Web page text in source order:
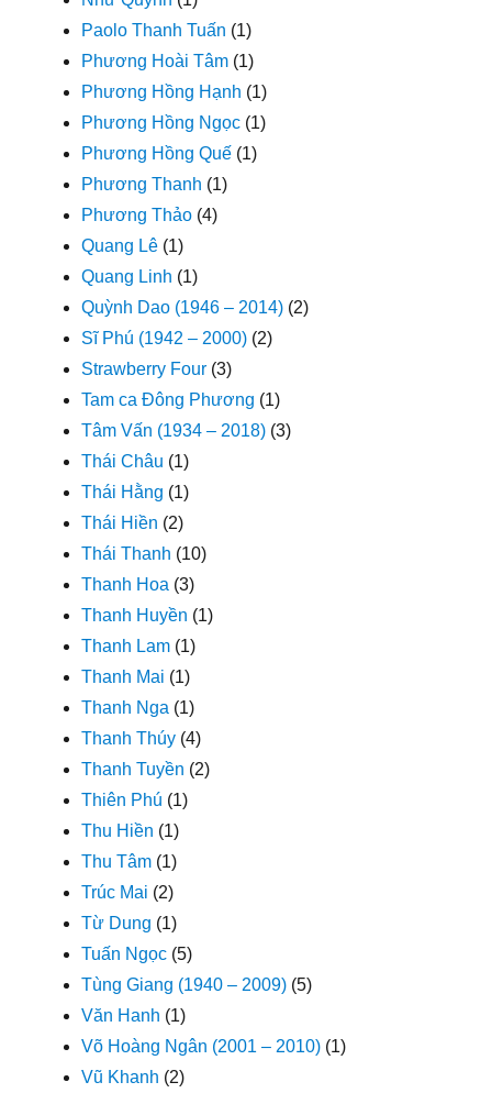
Paolo Thanh Tuấn (1)
Phương Hoài Tâm (1)
Phương Hồng Hạnh (1)
Phương Hồng Ngọc (1)
Phương Hồng Quế (1)
Phương Thanh (1)
Phương Thảo (4)
Quang Lê (1)
Quang Linh (1)
Quỳnh Dao (1946 – 2014) (2)
Sĩ Phú (1942 – 2000) (2)
Strawberry Four (3)
Tam ca Đông Phương (1)
Tâm Vấn (1934 – 2018) (3)
Thái Châu (1)
Thái Hằng (1)
Thái Hiền (2)
Thái Thanh (10)
Thanh Hoa (3)
Thanh Huyền (1)
Thanh Lam (1)
Thanh Mai (1)
Thanh Nga (1)
Thanh Thúy (4)
Thanh Tuyền (2)
Thiên Phú (1)
Thu Hiền (1)
Thu Tâm (1)
Trúc Mai (2)
Từ Dung (1)
Tuấn Ngọc (5)
Tùng Giang (1940 – 2009) (5)
Văn Hanh (1)
Võ Hoàng Ngân (2001 – 2010) (1)
Vũ Khanh (2)